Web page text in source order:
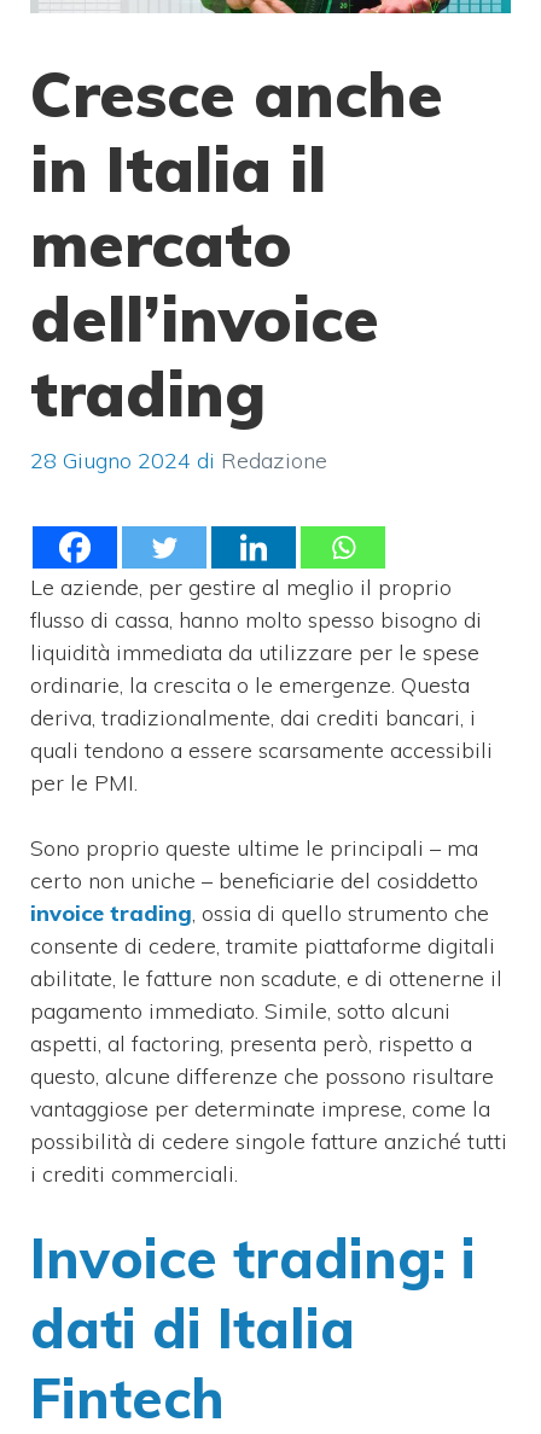
Cresce anche
in Italia il
mercato
dell’invoice
trading
28 Giugno 2024 di Redazione
Le aziende, per gestire al meglio il proprio
flusso di cassa, hanno molto spesso bisogno di
liquidità immediata da utilizzare per le spese
ordinarie, la crescita o le emergenze. Questa
deriva, tradizionalmente, dai crediti bancari, i
quali tendono a essere scarsamente accessibili
per le PMI.
Sono proprio queste ultime le principali – ma
certo non uniche – beneficiarie del cosiddetto
invoice trading, ossia di quello strumento che
consente di cedere, tramite piattaforme digitali
abilitate, le fatture non scadute, e di ottenerne il
pagamento immediato. Simile, sotto alcuni
aspetti, al factoring, presenta però, rispetto a
questo, alcune differenze che possono risultare
vantaggiose per determinate imprese, come la
possibilità di cedere singole fatture anziché tutti
i crediti commerciali.
Invoice trading: i
dati di Italia
Fintech